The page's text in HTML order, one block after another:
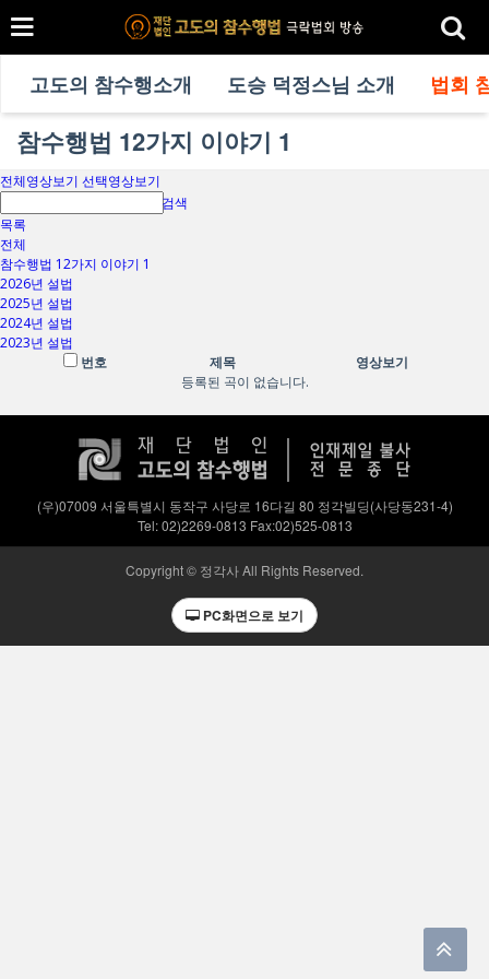
고도의 참수행소개 도승 덕정스님 소개 법회
참수행법 12가지 이야기 1
전체영상보기 선택영상보기
검색
목록
전체
참수행법 12가지 이야기 1
2026년 설법
2025년 설법
2024년 설법
2023년 설법
번호
제목
영상보기
등록된 곡이 없습니다.
(우)07009 서울특별시 동작구 사당로 16다길 80 정각빌딩(사당동231-4)
Tel: 02)2269-0813 Fax:02)525-0813
Copyright © 정각사 All Rights Reserved.
PC화면으로 보기